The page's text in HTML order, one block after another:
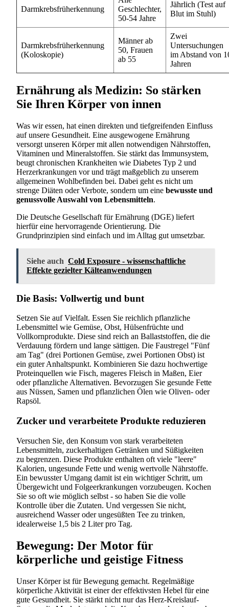
Darmkrebsfrüherkennung
Geschlechter,
50-54 Jahre
Jährlich (Test auf
Blut im Stuhl)
Darmkrebsfrüherkennung
(Koloskopie)
Männer ab
50, Frauen
ab 55
Zwei
Untersuchungen
im Abstand von
Jahren
Ernährung als Medizin: So stärken
Sie Ihren Körper von innen
Was wir essen, hat einen direkten und tiefgreifenden Einfluss
auf unsere Gesundheit. Eine ausgewogene Ernährung
versorgt unseren Körper mit allen notwendigen Nährstoffen,
Vitaminen und Mineralstoffen. Sie stärkt das Immunsystem,
beugt chronischen Krankheiten wie Diabetes Typ 2 und
Herzerkrankungen vor und trägt maßgeblich zu unserem
allgemeinen Wohlbefinden bei. Dabei geht es nicht um
strenge Diäten oder Verbote, sondern um eine bewusste und
genussvolle Auswahl von Lebensmitteln.
Die Deutsche Gesellschaft für Ernährung (DGE) liefert
hierfür eine hervorragende Orientierung. Die
Grundprinzipien sind einfach und im Alltag gut umsetzbar.
Siehe auch Cold Exposure - wissenschaftliche
Effekte gezielter Kälteanwendungen
Die Basis: Vollwertig und bunt
Setzen Sie auf Vielfalt. Essen Sie reichlich pflanzliche
Lebensmittel wie Gemüse, Obst, Hülsenfrüchte und
Vollkornprodukte. Diese sind reich an Ballaststoffen, die die
Verdauung fördern und lange sättigen. Die Faustregel "Fünf
am Tag" (drei Portionen Gemüse, zwei Portionen Obst) ist
ein guter Anhaltspunkt. Kombinieren Sie dazu hochwertige
Proteinquellen wie Fisch, mageres Fleisch in Maßen, Eier
oder pflanzliche Alternativen. Bevorzugen Sie gesunde Fette
aus Nüssen, Samen und pflanzlichen Ölen wie Oliven- oder
Rapsöl.
Zucker und verarbeitete Produkte reduzieren
Versuchen Sie, den Konsum von stark verarbeiteten
Lebensmitteln, zuckerhaltigen Getränken und Süßigkeiten
zu begrenzen. Diese Produkte enthalten oft viele "leere"
Kalorien, ungesunde Fette und wenig wertvolle Nährstoffe.
Ein bewusster Umgang damit ist ein wichtiger Schritt, um
Übergewicht und Folgeerkrankungen vorzubeugen. Kochen
Sie so oft wie möglich selbst - so haben Sie die volle
Kontrolle über die Zutaten. Und vergessen Sie nicht,
ausreichend Wasser oder ungesüßten Tee zu trinken,
idealerweise 1,5 bis 2 Liter pro Tag.
Bewegung: Der Motor für
körperliche und geistige Fitness
Unser Körper ist für Bewegung gemacht. Regelmäßige
körperliche Aktivität ist einer der effektivsten Hebel für eine
gute Gesundheit. Sie stärkt nicht nur das Herz-Kreislauf-